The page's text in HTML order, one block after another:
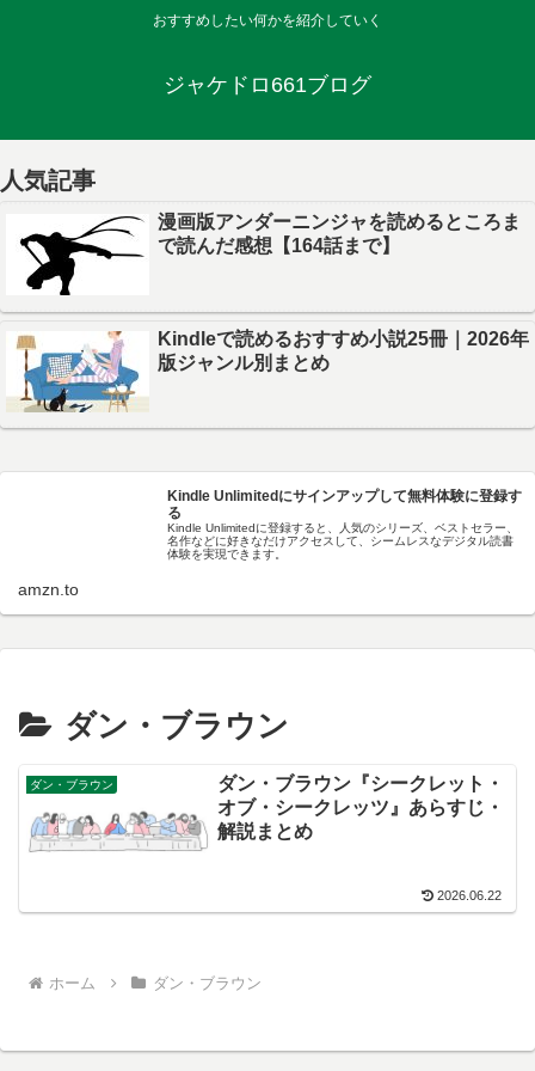
おすすめしたい何かを紹介していく
ジャケドロ661ブログ
人気記事
漫画版アンダーニンジャを読めるところま
で読んだ感想【164話まで】
Kindleで読めるおすすめ小説25冊｜2026年
版ジャンル別まとめ
Kindle Unlimitedにサインアップして無料体験に登録す
る
Kindle Unlimitedに登録すると、人気のシリーズ、ベストセラー、
名作などに好きなだけアクセスして、シームレスなデジタル読書
体験を実現できます。
amzn.to
ダン・ブラウン
ダン・ブラウン
ダン・ブラウン『シークレット・
オブ・シークレッツ』あらすじ・
解説まとめ
2026.06.22
ホーム ダン・ブラウン